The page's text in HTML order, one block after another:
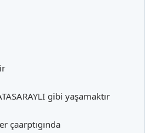
gibi yaşamaktır
çaarptıgında